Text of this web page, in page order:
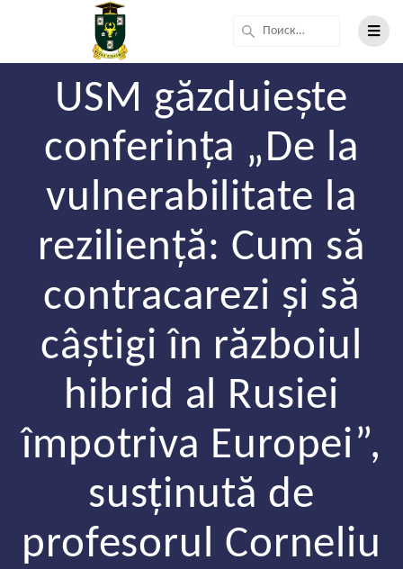
USM găzduiește
conferința „De la
vulnerabilitate la
reziliență: Cum să
contracarezi și să
câștigi în războiul
hibrid al Rusiei
împotriva Europei”,
susținută de
profesorul Corneliu